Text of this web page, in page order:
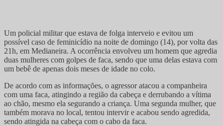
Um policial militar que estava de folga interveio e evitou um
possível caso de feminicídio na noite de domingo (14), por volta das
21h, em Medianeira. A ocorrência envolveu um homem que agredia
duas mulheres com golpes de faca, sendo que uma delas estava com
um bebê de apenas dois meses de idade no colo.
De acordo com as informações, o agressor atacou a companheira
com uma faca, atingindo a região da cabeça e derrubando a vítima
ao chão, mesmo ela segurando a criança. Uma segunda mulher, que
também morava no local, tentou intervir e acabou sendo agredida,
sendo atingida na cabeça com o cabo da faca.